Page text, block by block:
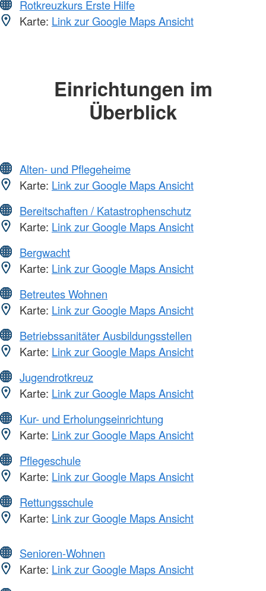
Rotkreuzkurs Erste Hilfe
Karte: Link zur Google Maps Ansicht
Einrichtungen im
Überblick
Alten- und Pflegeheime
Karte: Link zur Google Maps Ansicht
Bereitschaften / Katastrophenschutz
Karte: Link zur Google Maps Ansicht
Bergwacht
Karte: Link zur Google Maps Ansicht
Betreutes Wohnen
Karte: Link zur Google Maps Ansicht
Betriebssanitäter Ausbildungsstellen
Karte: Link zur Google Maps Ansicht
Jugendrotkreuz
Karte: Link zur Google Maps Ansicht
Kur- und Erholungseinrichtung
Karte: Link zur Google Maps Ansicht
Pflegeschule
Karte: Link zur Google Maps Ansicht
Rettungsschule
Karte: Link zur Google Maps Ansicht
Senioren-Wohnen
Karte: Link zur Google Maps Ansicht